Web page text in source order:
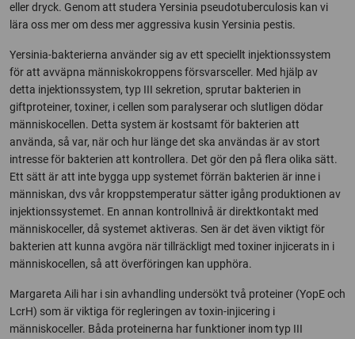
eller dryck. Genom att studera Yersinia pseudotuberculosis kan vi
lära oss mer om dess mer aggressiva kusin Yersinia pestis.
Yersinia-bakterierna använder sig av ett speciellt injektionssystem
för att avväpna människokroppens försvarsceller. Med hjälp av
detta injektionssystem, typ III sekretion, sprutar bakterien in
giftproteiner, toxiner, i cellen som paralyserar och slutligen dödar
människocellen. Detta system är kostsamt för bakterien att
använda, så var, när och hur länge det ska användas är av stort
intresse för bakterien att kontrollera. Det gör den på flera olika sätt.
Ett sätt är att inte bygga upp systemet förrän bakterien är inne i
människan, dvs vår kroppstemperatur sätter igång produktionen av
injektionssystemet. En annan kontrollnivå är direktkontakt med
människoceller, då systemet aktiveras. Sen är det även viktigt för
bakterien att kunna avgöra när tillräckligt med toxiner injicerats in i
människocellen, så att överföringen kan upphöra.
Margareta Aili har i sin avhandling undersökt två proteiner (YopE och
LcrH) som är viktiga för regleringen av toxin-injicering i
människoceller. Båda proteinerna har funktioner inom typ III